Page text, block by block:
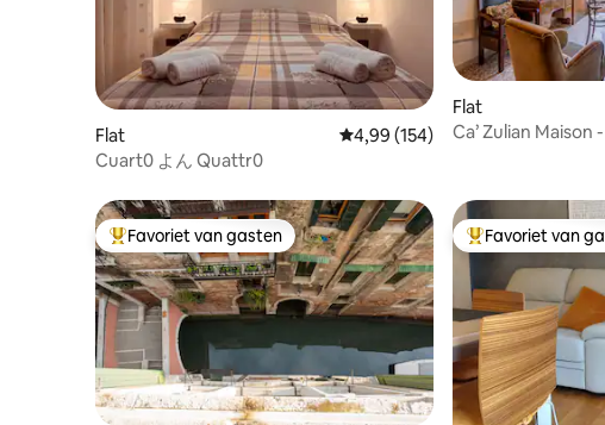
Flat Gemiddelde beoordeling van
4,99 (154)
Cuart0 よん Quattr0
Flat
Ca’ Zulian Maison
Topfavoriet van gasten
Favoriet van gasten Topfavoriet van
Favoriet van